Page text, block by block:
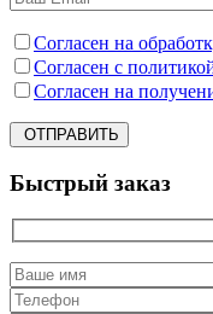
Согласен на
Согласен с
Согласен на
ОТПРАВИТЬ
Быстрый заказ